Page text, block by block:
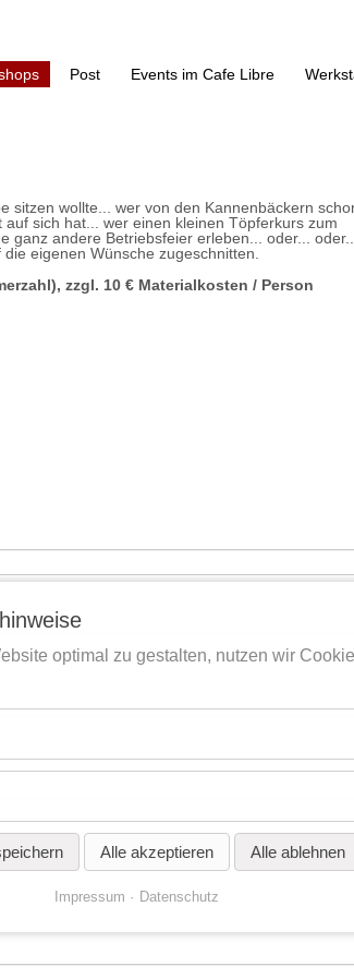
Post Events im Cafe Libre
sitzen wollte... wer von den Kannenbäckern
sich hat... wer einen kleinen Töpferkurs zum
ganz andere Betriebsfeier erleben... oder...
eigenen Wünsche zugeschnitten.
zzgl. 10 € Materialkosten / Person
optimal zu gestalten, nutzen wir
Alle akzeptieren Alle ablehnen
Impressum Datenschutz